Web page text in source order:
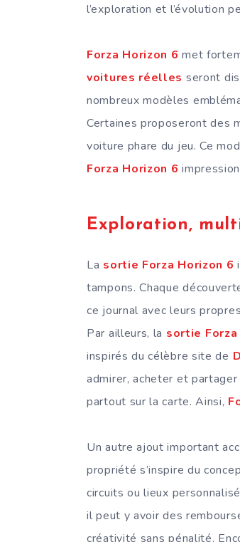
l’exploration et l’évolution
Forza Horizon 6 met
voitures réelles seront
nombreux modèles
Certaines proposeront des
voiture phare du jeu. Ce
Forza Horizon 6
Exploration,
La sortie Forza Horizon 6
tampons. Chaque
ce journal avec leurs
Par ailleurs, la sortie
inspirés du célèbre site de
admirer, acheter et partager
partout sur la carte. Ainsi,
Un autre ajout important
propriété s’inspire du
circuits ou lieux
il peut y avoir des
créativité sans pénalité.